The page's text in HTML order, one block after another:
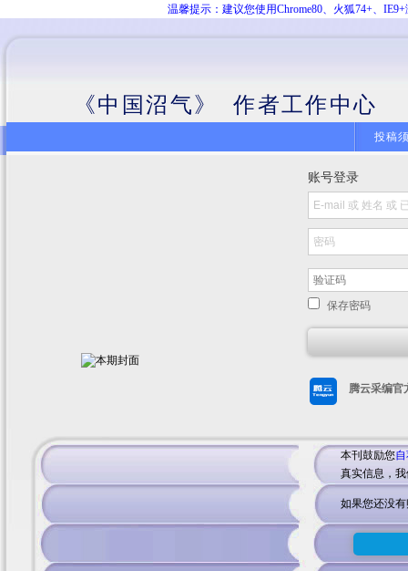
温馨提示：建议您使用Chrome80、火狐74+、
《中国沼气》 作者工作中心
投稿
账号登录
保存密码
腾云采编官
本刊鼓励您
真实信息，
如果您还没